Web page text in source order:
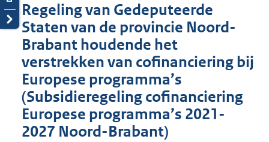
Regeling van Gedeputeerde
Staten van de provincie Noord-
Brabant houdende het
verstrekken van cofinanciering bij
Europese programma’s
(Subsidieregeling cofinanciering
Europese programma’s 2021-
2027 Noord-Brabant)